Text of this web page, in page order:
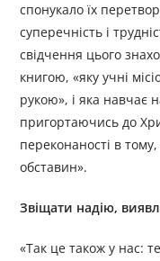
спонукало їх
суперечність і
свідчення цього
книгою, «яку учні
рукою», і яка навчає
пригортаючись до
переконаності в
обставин».
Звіщати надію,
«Так це також у нас: